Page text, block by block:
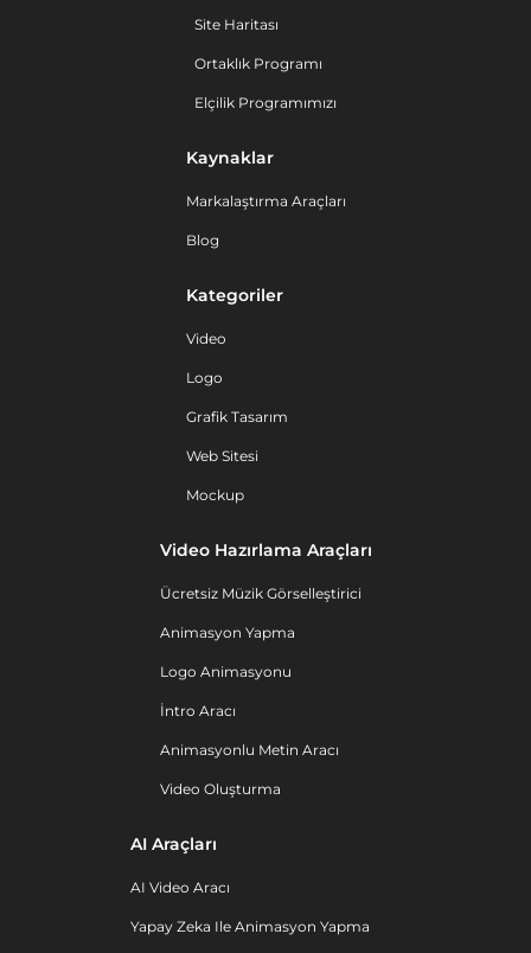
Site Haritası
Ortaklık Programı
Elçilik Programımızı
Kaynaklar
Markalaştırma Araçları
Blog
Kategoriler
Video
Logo
Grafik Tasarım
Web Sitesi
Mockup
Video Hazırlama Araçları
Ücretsiz Müzik Görselleştirici
Animasyon Yapma
Logo Animasyonu
İntro Aracı
Animasyonlu Metin Aracı
Video Oluşturma
AI Araçları
AI Video Aracı
Yapay Zeka Ile Animasyon Yapma